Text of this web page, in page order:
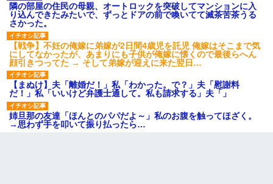
隣の部屋の住民の母親、オートロックを突破してマンションに入
り込んできたみたいで、ずっとドアの前で喚いてて滅茶苦茶うる
さかった。
【戦争】不妊の俺嫁に弟嫁が2日間4歳児を託児 俺嫁はそこまで気
にしてなかったが、あまりにも子供が俺嫁に懐くので最後らへん
顔引きつってた → そして弟嫁が迎えに来た翌日…
【まぬけ】夫「離婚だ！」私「わかった。で？」夫「慰謝料
だ！」私「いいけど弁護士通して。私も請求する」夫「」
姉旦那の友達「ほんとのパパだよ～」私のお腹を触ってほざく。
→思わず手を叩いて振り払ったら…